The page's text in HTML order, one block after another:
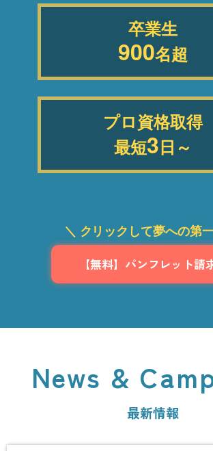
卒業生
900名超
プロ資格取得
最短3日～
＼ クリックして夢への第
【無料】パンフレット請
News &
最新情報